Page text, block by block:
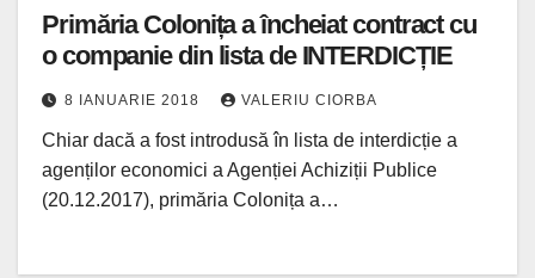
Primăria Colonița a încheiat contract cu
o companie din lista de INTERDICȚIE
8 IANUARIE 2018 VALERIU CIORBA
Chiar dacă a fost introdusă în lista de interdicție a
agenților economici a Agenției Achiziții Publice
(20.12.2017), primăria Colonița a…